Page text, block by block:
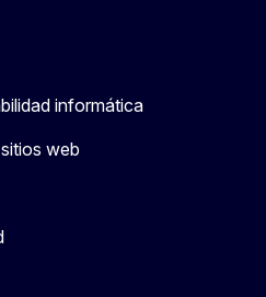
informática
web